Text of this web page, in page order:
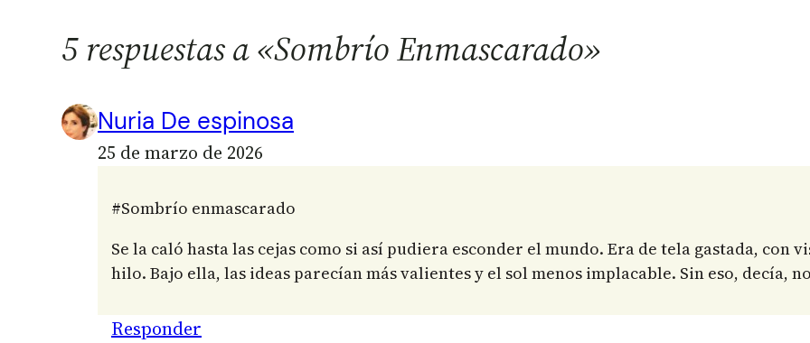
5 respuestas a «Sombrío Enmascarado»
Nuria De espinosa
25 de marzo de 2026
#Sombrío enmascarado
Se la caló hasta las cejas como si así pudiera esconder el mundo. Era de tela gastada, con
hilo. Bajo ella, las ideas parecían más valientes y el sol menos implacable. Sin eso, decía,
Responder